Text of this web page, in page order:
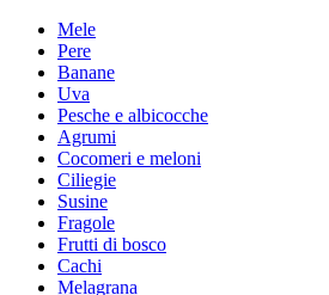
Mele
Pere
Banane
Uva
Pesche e albicocche
Agrumi
Cocomeri e meloni
Ciliegie
Susine
Fragole
Frutti di bosco
Cachi
Melagrana